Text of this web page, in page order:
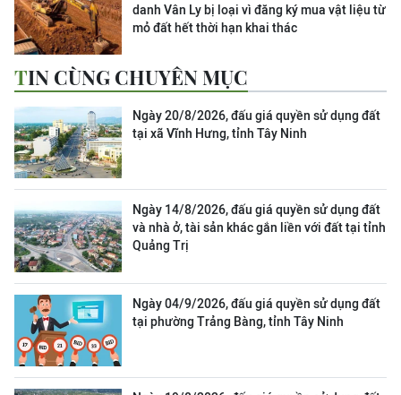
danh Vân Ly bị loại vì đăng ký mua vật liệu từ
mỏ đất hết thời hạn khai thác
TIN CÙNG CHUYÊN MỤC
Ngày 20/8/2026, đấu giá quyền sử dụng đất
tại xã Vĩnh Hưng, tỉnh Tây Ninh
Ngày 14/8/2026, đấu giá quyền sử dụng đất
và nhà ở, tài sản khác gắn liền với đất tại tỉnh
Quảng Trị
Ngày 04/9/2026, đấu giá quyền sử dụng đất
tại phường Trảng Bàng, tỉnh Tây Ninh